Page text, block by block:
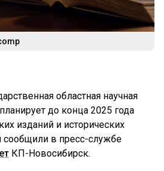
областная научная
до конца 2025 года
изданий и исторических
сообщили в пресс-службе
КП-Новосибирск.